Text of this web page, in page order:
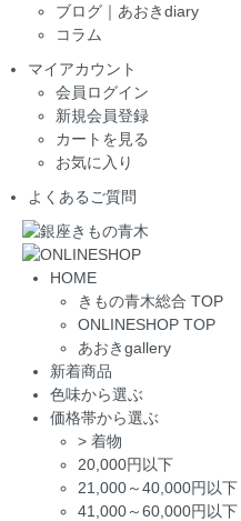
ブログ｜あおきdiary
コラム
マイアカウント
会員ログイン
新規会員登録
カートを見る
お気に入り
よくあるご質問
HOME
きもの青木総合 TOP
ONLINESHOP TOP
あおきgallery
新着商品
色味から選ぶ
価格帯から選ぶ
> 着物
20,000円以下
21,000～40,000円以下
41,000～60,000円以下